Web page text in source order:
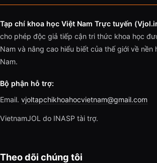
Tạp chí khoa học Việt Nam Trực tuyến
cho phép độc giả tiếp cận tri thức khoa học
Nam và nâng cao hiểu biết của thế giới về nền
Nam.
Bộ phận hỗ trợ:
Email. vjoltapchikhoahocvietnam@gmail.com
VietnamJOL do INASP tài trợ.
Theo dõi chúng tôi